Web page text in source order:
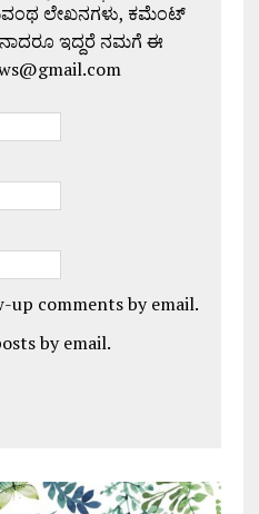
ಲೇಖನಗಳು, ಕಮೆಂಟ್
ಇದ್ದರೆ ನಮಗೆ ಈ
comments by email.
by email.